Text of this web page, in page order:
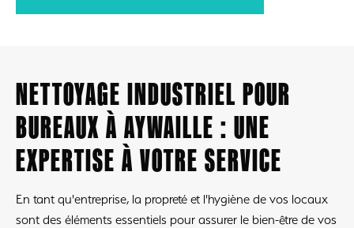
NETTOYAGE INDUSTRIEL POUR
BUREAUX À AYWAILLE : UNE
EXPERTISE À VOTRE SERVICE
En tant qu'entreprise, la propreté et l'hygiène de vos locaux
sont des éléments essentiels pour assurer le bien-être de vos